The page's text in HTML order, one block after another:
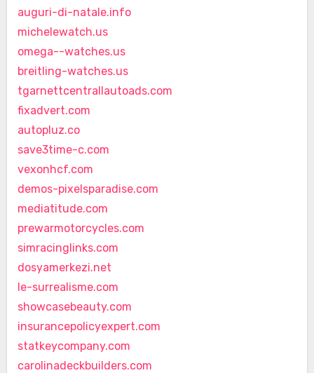
auguri-di-natale.info
michelewatch.us
omega--watches.us
breitling-watches.us
tgarnettcentrallautoads.com
fixadvert.com
autopluz.co
save3time-c.com
vexonhcf.com
demos-pixelsparadise.com
mediatitude.com
prewarmotorcycles.com
simracinglinks.com
dosyamerkezi.net
le-surrealisme.com
showcasebeauty.com
insurancepolicyexpert.com
statkeycompany.com
carolinadeckbuilders.com